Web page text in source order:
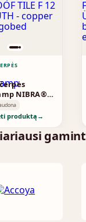
NIBRA®
TILE F 12
- copper
produktą →